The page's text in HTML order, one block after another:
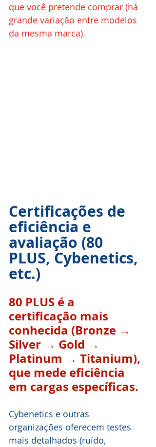
que você pretende comprar (há
grande variação entre modelos
da mesma marca).
Certificações de
eficiência e
avaliação (80
PLUS, Cybenetics,
etc.)
80 PLUS é a
certificação mais
conhecida (Bronze →
Silver → Gold →
Platinum → Titanium),
que mede eficiência
em cargas específicas.
Cybenetics e outras
organizações oferecem testes
mais detalhados (ruído,